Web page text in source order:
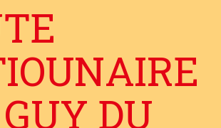
DU